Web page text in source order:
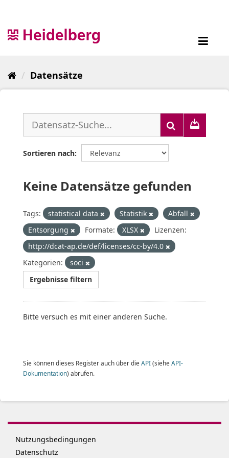
Datensätze
Sortieren nach
Keine Datensätze gefunden
Tags: statistical data Statistik
Abfall
Entsorgung
Formate: XLSX
Lizenzen:
http://dcat-ap.de/def/licenses/cc-by/4.0
Kategorien:
soci
Ergebnisse filtern
Bitte versuch es mit einer anderen Suche.
Sie können dieses Register auch über die API(siehe API-
Dokumentation) abrufen.
Nutzungsbedingungen
Datenschutz